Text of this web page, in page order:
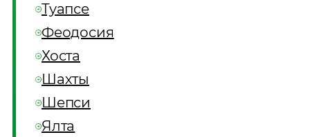
Туапсе
Феодосия
Хоста
Шахты
Шепси
Ялта